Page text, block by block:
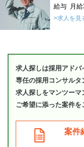
給与 月給
>求人を見
求人探しは採用アドバ
専任の採用コンサルタ
求人探しをマンツーマ
ご希望に添った案件を
案件